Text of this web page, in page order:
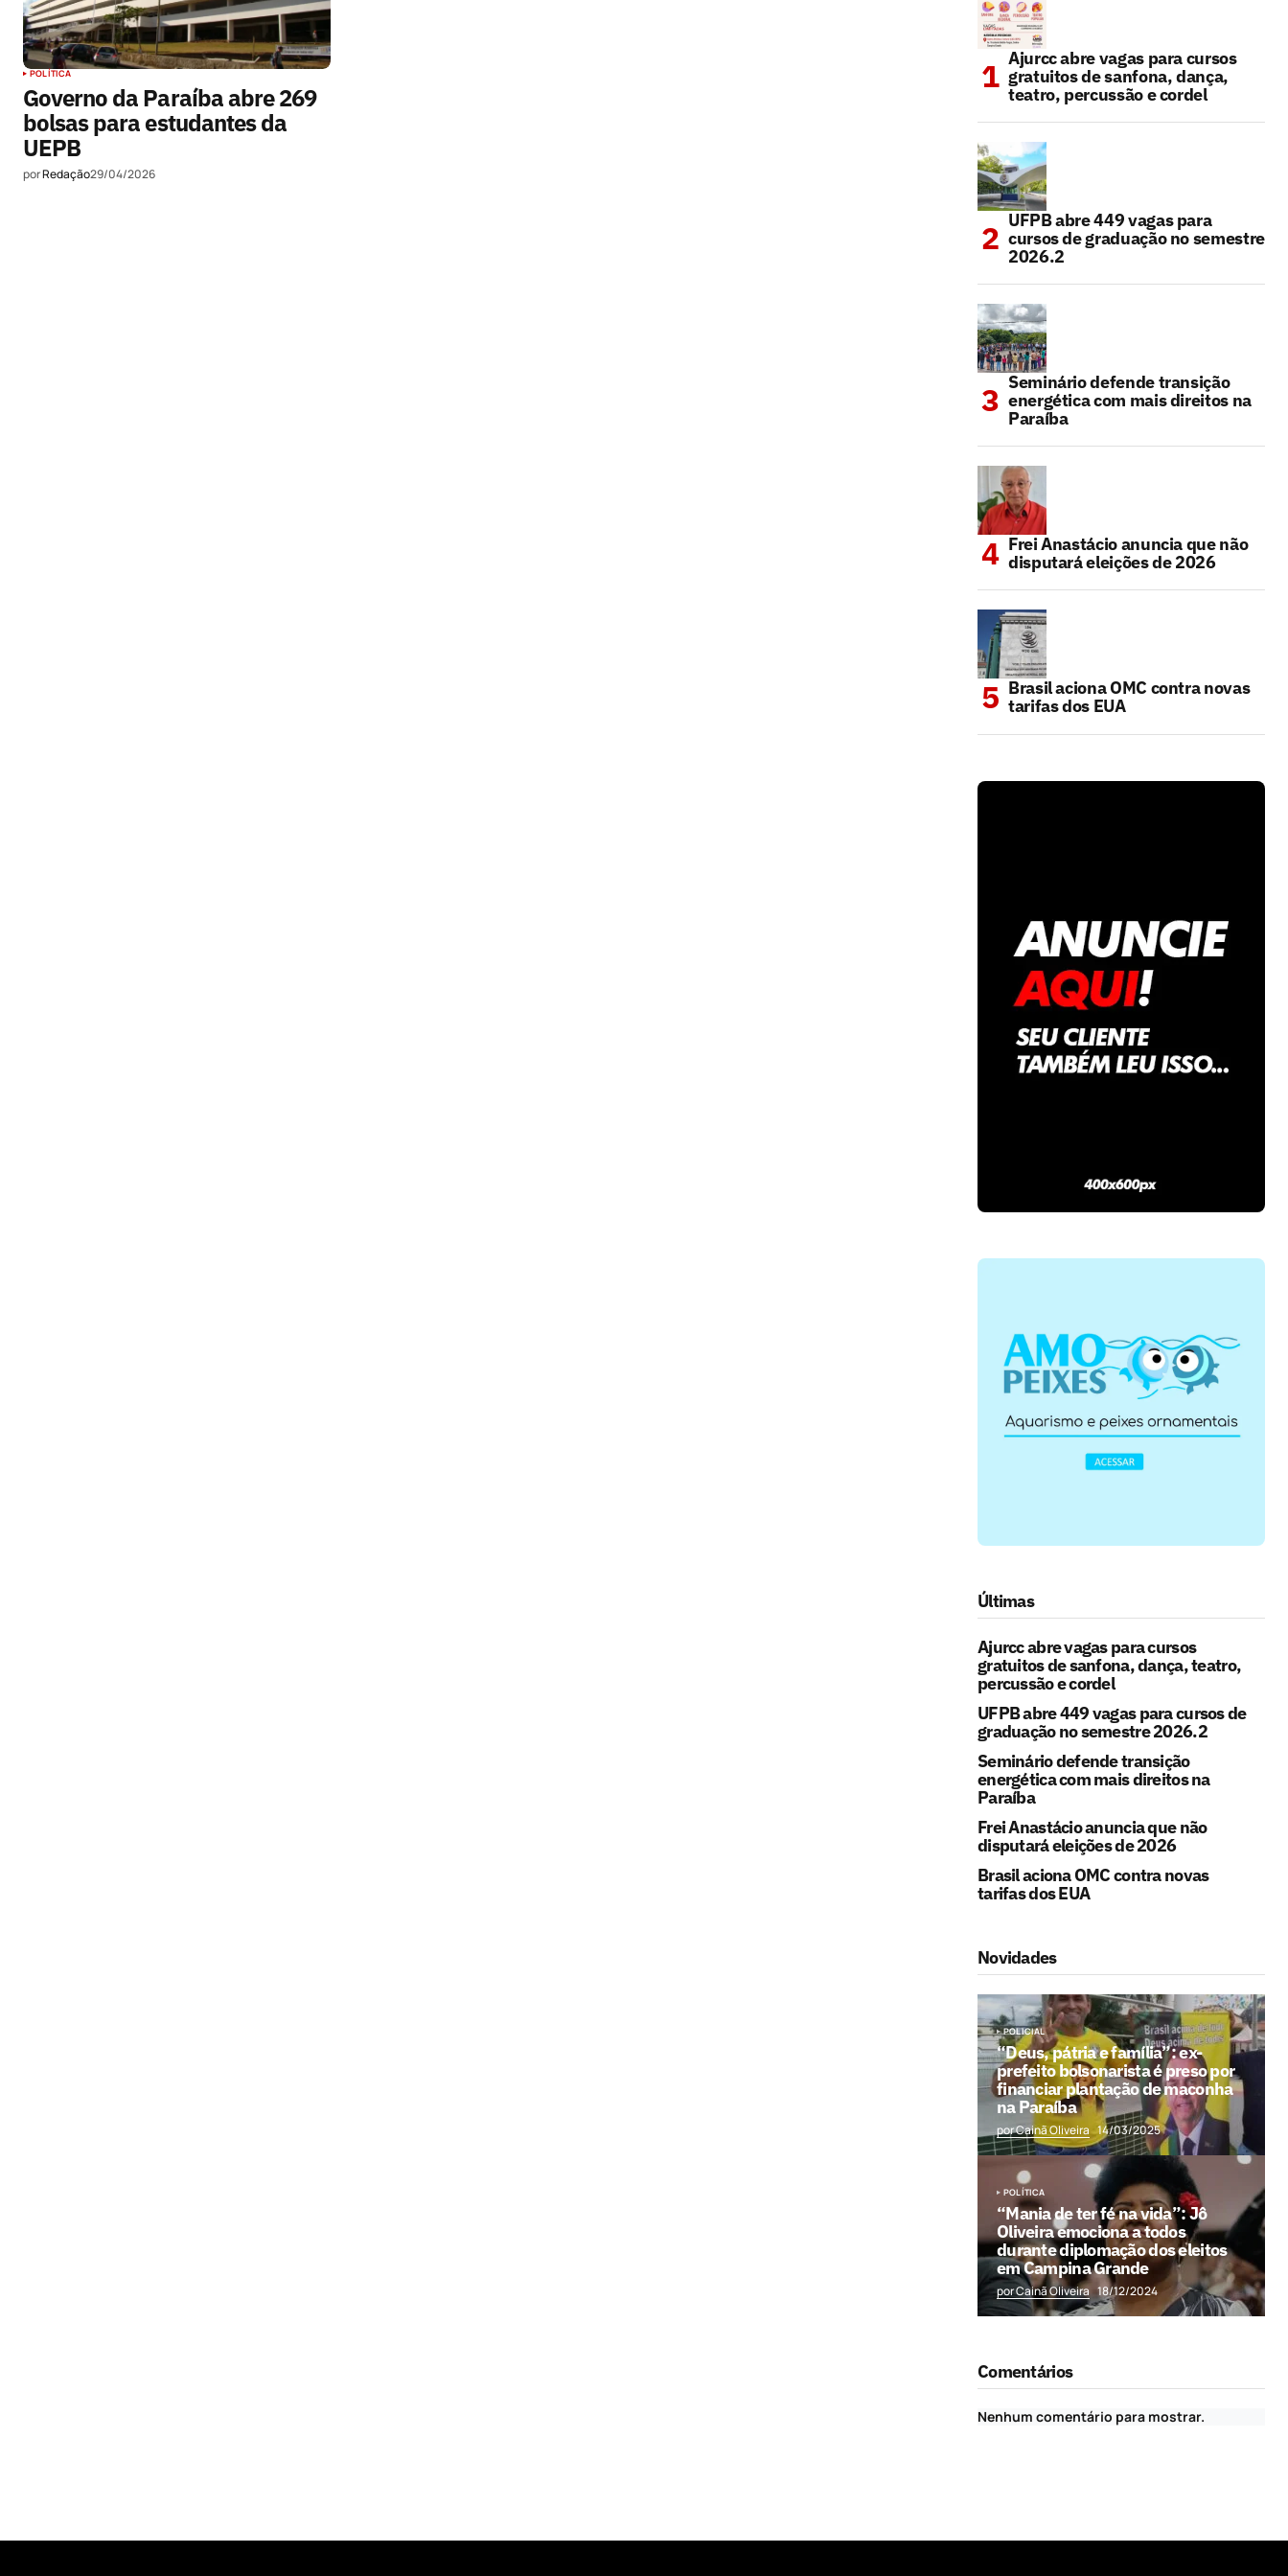
POLÍTICA
Governo da Paraíba abre 269
bolsas para estudantes da
UEPB
porRedação29/04/2026
Ajurcc abre vagas para cursos
gratuitos de sanfona, dança,
teatro, percussão e cordel
UFPB abre 449 vagas para
cursos de graduação no semestre
2026.2
Seminário defende transição
energética com mais direitos na
Paraíba
Frei Anastácio anuncia que não
disputará eleições de 2026
Brasil aciona OMC contra novas
tarifas dos EUA
Últimas
Ajurcc abre vagas para cursos
gratuitos de sanfona, dança, teatro,
percussão e cordel
UFPB abre 449 vagas para cursos de
graduação no semestre 2026.2
Seminário defende transição
energética com mais direitos na
Paraíba
Frei Anastácio anuncia que não
disputará eleições de 2026
Brasil aciona OMC contra novas
tarifas dos EUA
Novidades
POLICIAL
“Deus, pátria e família”: ex-
prefeito bolsonarista é preso por
financiar plantação de maconha
na Paraíba
por Cainã Oliveira 14/03/2025
POLÍTICA
“Mania de ter fé na vida”: Jô
Oliveira emociona a todos
durante diplomação dos eleitos
em Campina Grande
por Cainã Oliveira 18/12/2024
Comentários
Nenhum comentário para mostrar.